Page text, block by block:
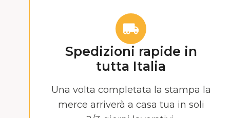
Spedizioni rapide in
tutta Italia
Una volta completata la stampa la
merce arriverà a casa tua in soli